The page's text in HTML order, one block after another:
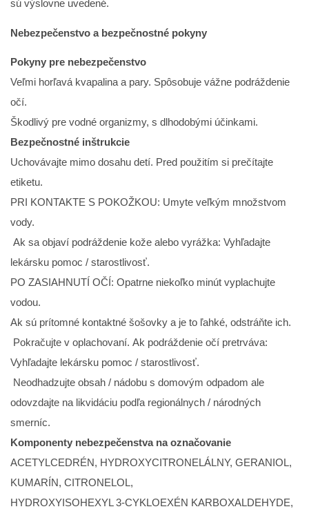
sú výslovne uvedené.
Nebezpečenstvo a bezpečnostné pokyny
Pokyny pre nebezpečenstvo
Veľmi horľavá kvapalina a pary. Spôsobuje vážne podráždenie
očí.
Škodlivý pre vodné organizmy, s dlhodobými účinkami.
Bezpečnostné inštrukcie
Uchovávajte mimo dosahu detí. Pred použitím si prečítajte
etiketu.
PRI KONTAKTE S POKOŽKOU: Umyte veľkým množstvom
vody.
Ak sa objaví podráždenie kože alebo vyrážka: Vyhľadajte
lekársku pomoc / starostlivosť.
PO ZASIAHNUTÍ OČÍ: Opatrne niekoľko minút vyplachujte
vodou.
Ak sú prítomné kontaktné šošovky a je to ľahké, odstráňte ich.
Pokračujte v oplachovaní. Ak podráždenie očí pretrváva:
Vyhľadajte lekársku pomoc / starostlivosť.
Neodhadzujte obsah / nádobu s domovým odpadom ale
odovzdajte na likvidáciu podľa regionálnych / národných
smerníc.
Komponenty nebezpečenstva na označovanie
ACETYLCEDRÉN, HYDROXYCITRONELÁLNY, GERANIOL,
KUMARÍN, CITRONELOL,
HYDROXYISOHEXYL 3-CYKLOEXÉN KARBOXALDEHYDE,